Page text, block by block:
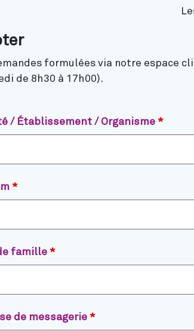
formulées via notre espace
de 8h30 à 17h00).
/ Établissement / Organisme *
*
famille *
de messagerie *